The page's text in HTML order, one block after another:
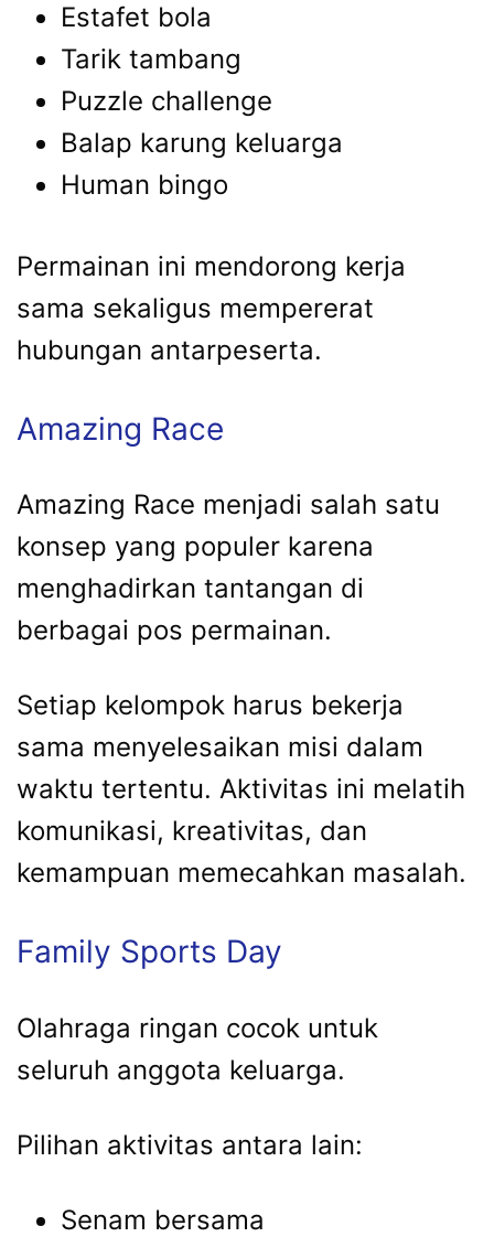
Estafet bola
Tarik tambang
Puzzle challenge
Balap karung keluarga
Human bingo
Permainan ini mendorong kerja
sama sekaligus mempererat
hubungan antarpeserta.
Amazing Race
Amazing Race menjadi salah satu
konsep yang populer karena
menghadirkan tantangan di
berbagai pos permainan.
Setiap kelompok harus bekerja
sama menyelesaikan misi dalam
waktu tertentu. Aktivitas ini melatih
komunikasi, kreativitas, dan
kemampuan memecahkan masalah.
Family Sports Day
Olahraga ringan cocok untuk
seluruh anggota keluarga.
Pilihan aktivitas antara lain:
Senam bersama